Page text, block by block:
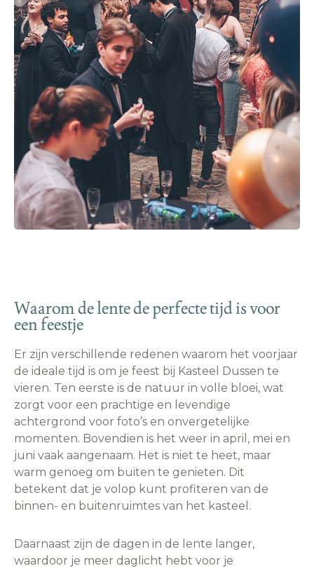
Waarom de lente de perfecte tijd is voor
een feestje
Er zijn verschillende redenen waarom het voorjaar
de ideale tijd is om je feest bij Kasteel Dussen te
vieren. Ten eerste is de natuur in volle bloei, wat
zorgt voor een prachtige en levendige
achtergrond voor foto’s en onvergetelijke
momenten. Bovendien is het weer in april, mei en
juni vaak aangenaam. Het is niet te heet, maar
warm genoeg om buiten te genieten. Dit
betekent dat je volop kunt profiteren van de
binnen- en buitenruimtes van het kasteel.
Daarnaast zijn de dagen in de lente langer,
waardoor je meer daglicht hebt voor je